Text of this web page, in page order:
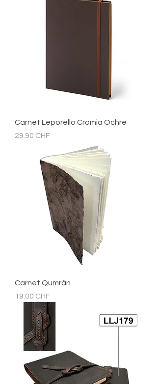
Carnet Leporello Cromia Ochre
Prix
29.90 CHF
Carnet Qumrân
Prix
19.00 CHF